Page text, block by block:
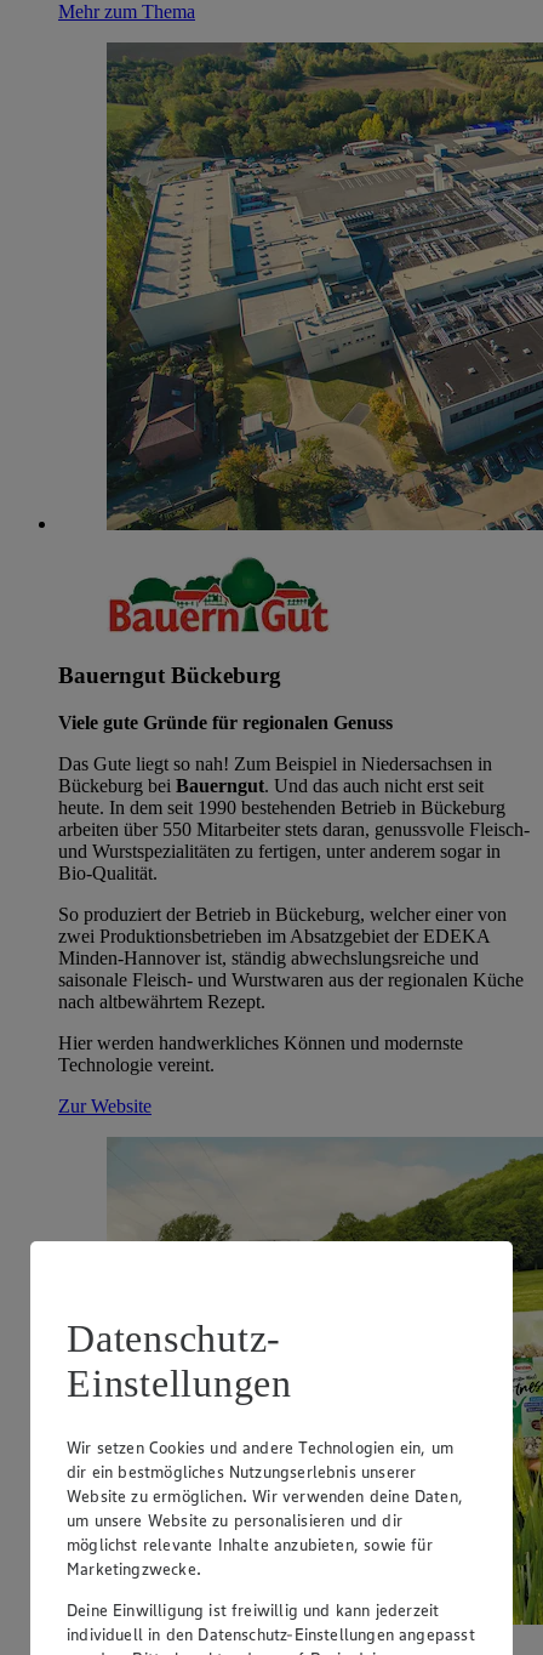
Mehr zum Thema
Bauerngut Bückeburg
Viele gute Gründe für regionalen Genuss
Das Gute liegt so nah! Zum Beispiel in Niedersachsen in
Bückeburg bei Bauerngut. Und das auch nicht erst seit
heute. In dem seit 1990 bestehenden Betrieb in Bückeburg
arbeiten über 550 Mitarbeiter stets daran, genussvolle Fleisch-
und Wurstspezialitäten zu fertigen, unter anderem sogar in
Bio-Qualität.
So produziert der Betrieb in Bückeburg, welcher einer von
zwei Produktionsbetrieben im Absatzgebiet der EDEKA
Minden-Hannover ist, ständig abwechslungsreiche und
saisonale Fleisch- und Wurstwaren aus der regionalen Küche
nach altbewährtem Rezept.
Hier werden handwerkliches Können und modernste
Technologie vereint.
Zur Website
Datenschutz-
Einstellungen
Wir setzen Cookies und andere Technologien ein, um
dir ein bestmögliches Nutzungserlebnis unserer
Website zu ermöglichen. Wir verwenden deine Daten,
um unsere Website zu personalisieren und dir
möglichst relevante Inhalte anzubieten, sowie für
Marketingzwecke.
Deine Einwilligung ist freiwillig und kann jederzeit
individuell in den Datenschutz-Einstellungen angepasst